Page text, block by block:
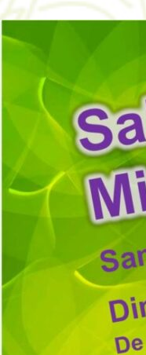
Nocturne – Colombie-
Édition 2026